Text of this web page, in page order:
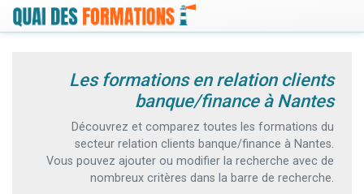
Les formations en relation clients
banque/finance à Nantes
Découvrez et comparez toutes les formations du
secteur relation clients banque/finance à Nantes.
Vous pouvez ajouter ou modifier la recherche avec de
nombreux critères dans la barre de recherche.